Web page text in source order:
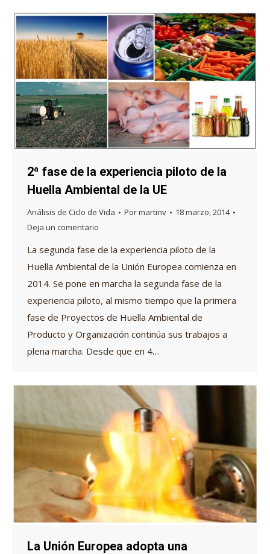
2ª fase de la experiencia piloto de la
Huella Ambiental de la UE
Análisis de Ciclo de Vida Pormartinv
18 marzo, 2014
Deja un comentario
La segunda fase de la experiencia piloto de la
Huella Ambiental de la Unión Europea comienza en
2014. Se pone en marcha la segunda fase de la
experiencia piloto, al mismo tiempo que la primera
fase de Proyectos de Huella Ambiental de
Producto y Organización continúa sus trabajos a
plena marcha. Desde que en 4…
La Unión Europea adopta una